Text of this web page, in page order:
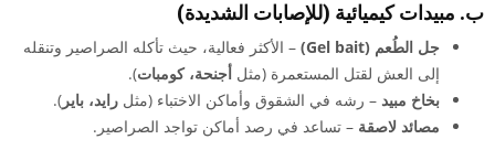
ب. مبيدات كيميائية (للإصابات الشديدة)
جل الطُعم (Gel bait)
– الأكثر فعالية، حيث تأكله الصراصير وتنقله
إلى العش لقتل المستعمرة (مثل أجنحة، كومبات).
بخاخ مبيد – رشه في الشقوق وأماكن الاختباء (مثل رايد، باير ).
مصائد لاصقة – تساعد في رصد أماكن تواجد الصراصير.